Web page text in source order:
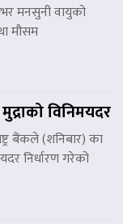
मनसुनी वायुको
मौसम
विनिमयदर
बैंकले (शनिबार) का
निर्धारण गरेको